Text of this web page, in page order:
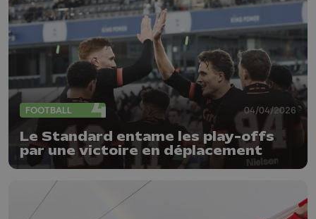
FOOTBALL 04/04/2026
Le Standard entame les play-offs
par une victoire en déplacement